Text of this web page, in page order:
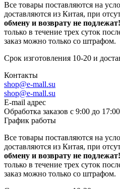
Все товары поставляются на
доставляются из Китая, при
обмену и возврату не подлежат!
только в течение трех суток
заказ можно только со штрафом.
Срок изготовления 10-20 и
Контакты
shop@e-mall.su
shop@e-mall.su
E-mail адрес
Обработка заказов с 9:00 до
График работы
Все товары поставляются на
доставляются из Китая, при
обмену и возврату не подлежат!
только в течение трех суток
заказ можно только со штрафом.